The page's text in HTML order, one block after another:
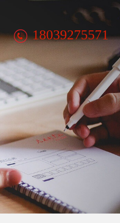
18039275571